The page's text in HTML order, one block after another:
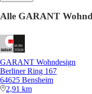
Alle GARANT
GARANT Wohndesign
Berliner Ring 167
64625 Bensheim
2,91 km